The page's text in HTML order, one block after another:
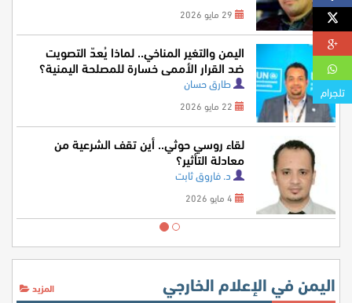
اليمن والتغير المناخي.. لماذا يُعدّ التصويت
ضد القرار الأممي خسارة للمصلحة اليمنية؟
طارق حسان
لقاء روسي حوثي.. أين تقف الشرعية من
معادلة التأثير؟
د. فاروق ثابت
اليمن في الإعلام الخارجي المزيد
تلجرام